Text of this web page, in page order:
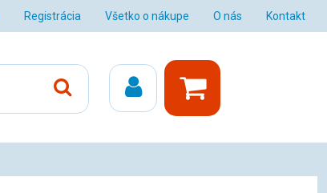
Registrácia Všetko o nákupe O nás Kontakt